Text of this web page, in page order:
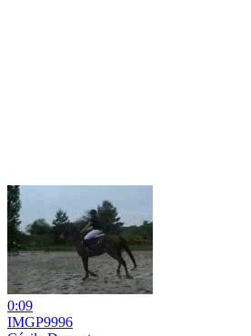
0:09
IMGP9996